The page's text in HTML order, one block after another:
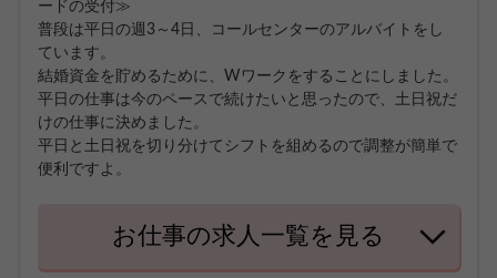
ードの受付≫
普段は平日の週3～4日、コールセンターのアルバイトをし
ています。
結婚資金を貯めるために、Wワークをすることにしました。
平日の仕事は今のペースで続けたいと思ったので、土日祝だ
けの仕事に決めました。
平日と土日祝を切り分けてシフトを組めるので調整が簡単で
便利ですよ。
お仕事の求人一覧を見る